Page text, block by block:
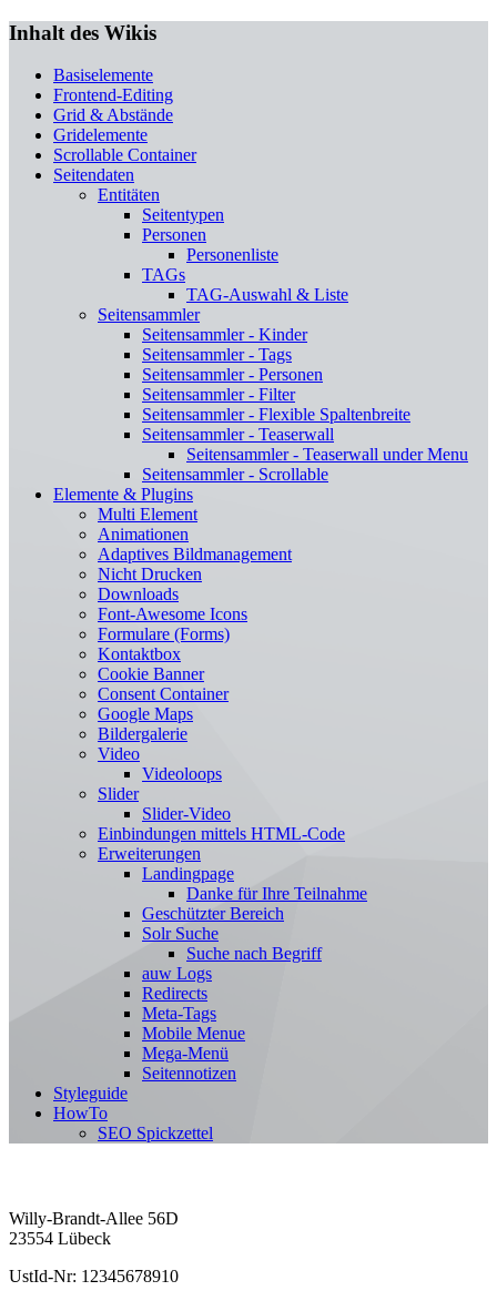
Inhalt des Wikis
Basiselemente
Frontend-Editing
Grid & Abstände
Gridelemente
Scrollable Container
Seitendaten
Entitäten
Seitentypen
Personen
Personenliste
TAGs
TAG-Auswahl & Liste
Seitensammler
Seitensammler - Kinder
Seitensammler - Tags
Seitensammler - Personen
Seitensammler - Filter
Seitensammler - Flexible Spaltenbreite
Seitensammler - Teaserwall
Seitensammler - Teaserwall under Menu
Seitensammler - Scrollable
Elemente & Plugins
Multi Element
Animationen
Adaptives Bildmanagement
Nicht Drucken
Downloads
Font-Awesome Icons
Formulare (Forms)
Kontaktbox
Cookie Banner
Consent Container
Google Maps
Bildergalerie
Video
Videoloops
Slider
Slider-Video
Einbindungen mittels HTML-Code
Erweiterungen
Landingpage
Danke für Ihre Teilnahme
Geschützter Bereich
Solr Suche
Suche nach Begriff
auw Logs
Redirects
Meta-Tags
Mobile Menue
Mega-Menü
Seitennotizen
Styleguide
HowTo
SEO Spickzettel
Willy-Brandt-Allee 56D
23554 Lübeck
UstId-Nr: 12345678910